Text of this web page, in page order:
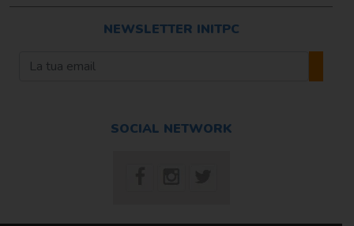
NEWSLETTER INITPC
SOCIAL NETWORK